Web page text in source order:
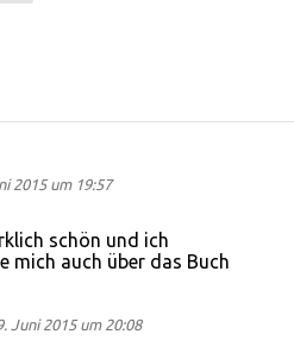
2015 um 19:57
schön und ich
mich auch über das Buch
Juni 2015 um 20:08